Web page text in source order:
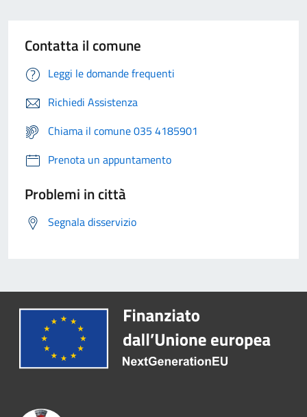
Contatta il comune
Leggi le domande frequenti
Richiedi Assistenza
Chiama il comune 035 4185901
Prenota un appuntamento
Problemi in città
Segnala disservizio